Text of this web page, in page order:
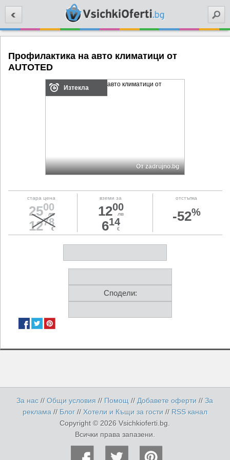
Профилактика на авто климатици от
AUTOTED
Изтекла
От zadrujno.bg
стара цена
2500
лв
1278
€
вземи за
1200
лв
614
€
отстъпка
-52%
Сподели:
За нас //Общи условия // Помощ // Добавете оферти//За
реклама // Блог // Хотели и Къщи за гости // RSS канал
Copyright © 2026 Vsichkioferti.bg.
Всички права запазени.